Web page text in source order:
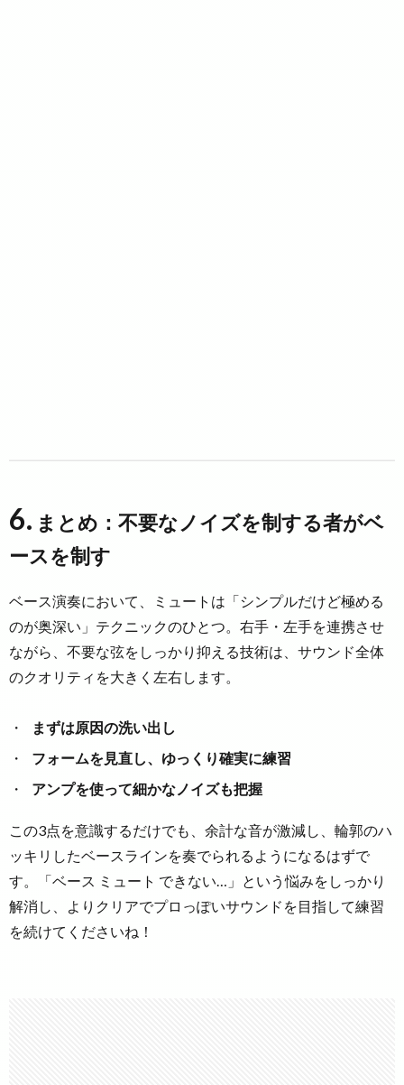
6. まとめ：不要なノイズを制する者がベ
ースを制す
ベース演奏において、ミュートは「シンプルだけど極める
のが奥深い」テクニックのひとつ。右手・左手を連携させ
ながら、不要な弦をしっかり抑える技術は、サウンド全体
のクオリティを大きく左右します。
まずは原因の洗い出し
フォームを見直し、ゆっくり確実に練習
アンプを使って細かなノイズも把握
この3点を意識するだけでも、余計な音が激減し、輪郭のハ
ッキリしたベースラインを奏でられるようになるはずで
す。「ベース ミュート できない…」という悩みをしっかり
解消し、よりクリアでプロっぽいサウンドを目指して練習
を続けてくださいね！